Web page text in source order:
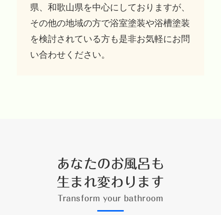
県、和歌山県を中心にしておりますが、
その他の地域の方で浴室塗装や浴槽塗装
を検討されている方も是非お気軽にお問
い合わせください。
あなたのお風呂も
生まれ変わります
Transform your bathroom